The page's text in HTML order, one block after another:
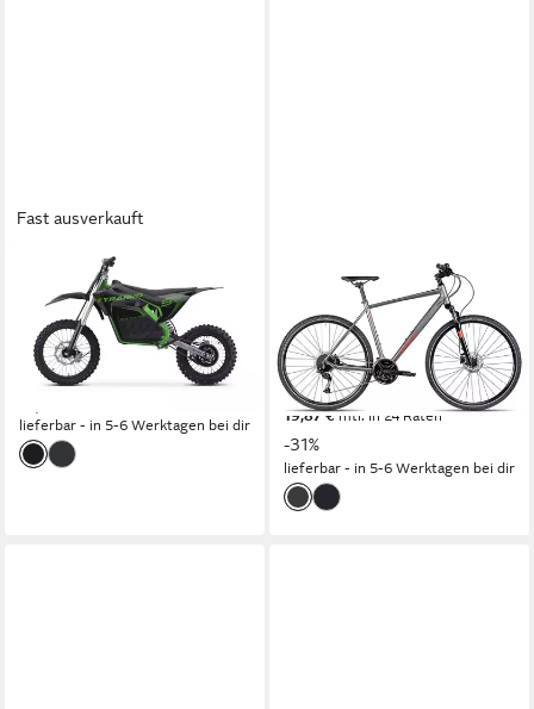
Fast ausverkauft
Crossrad E-Dirtbike Tyranno
2000W 72V30Ah Lith 19"16"
70 kg Zul. Gesamtgewicht
2.449,00 €
lieferbar - in 5-6 Werktagen bei dir
Crossrad VERIS CROSS
54 cm Rahmenhöhe
27 Gänge
120 kg Zul. Gesamtgewicht
399,99 € UVP
579,99 €
19,87 €mtl. in 24 Raten
-31%
lieferbar - in 5-6 Werktagen bei dir